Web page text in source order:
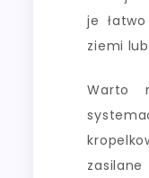
je
ziemi
Warto